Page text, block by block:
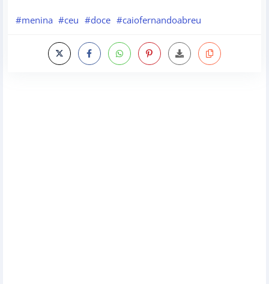
#menina #ceu #doce #caiofernandoabreu